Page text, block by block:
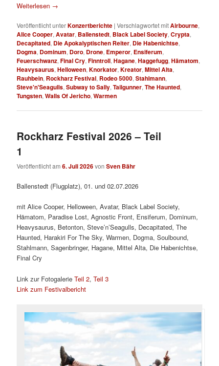
Weiterlesen →
Veröffentlicht unterKonzertberichte |Verschlagwortet mitAirbourne,
Alice Cooper,Avatar, Ballenstedt, Black Label Society,Crypta,
Decapitated, Die Apokalyptischen Reiter, Die Habenichtse,
Dogma, Dominum, Doro, Drone, Emperor, Ensiferum,
Feuerschwanz,Final Cry,Finntroll,Hagane,Haggefugg,Hämatom,
Heavysaurus,Helloween,Knorkator,Kreator,Mittel Alta,
Rauhbein, Rockharz Festival, Rodeo 5000,Stahlmann,
Steve'n'Seagulls,Subway to Sally,Tailgunner,The Haunted,
Tungsten,Walls Of Jericho,Warmen
Rockharz Festival 2026 – Teil
1
Veröffentlicht am6. Juli 2026vonSven Bähr
Ballenstedt (Flugplatz), 01. und 02.07.2026
mit Alice Cooper, Helloween, Avatar, Black Label Society,
Hämatom, Paradise Lost, Agnostic Front, Ensiferum, Dominum,
Heavysaurus, Betonton, Steve’n’Seagulls, Decapitated, The
Haunted, Harakiri For The Sky, Warmen, Dogma, Soulbound,
Stahlmann, Sagenbringer, Hagane, Mittel Alta, Die Habenichtse,
Final Cry
Link zur FotogalerieTeil 2,Teil 3
Link zum Festivalbericht